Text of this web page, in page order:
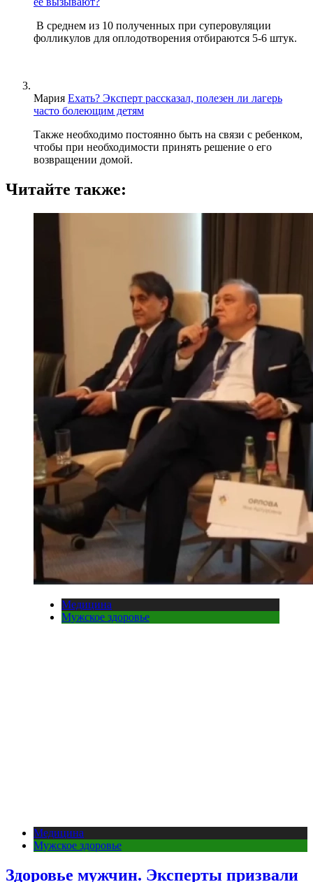
В среднем из 10 полученных при суперовуляции
фолликулов для оплодотворения отбираются 5-6 штук.
Мария Ехать? Эксперт рассказал, полезен ли лагерь
часто болеющим детям
Также необходимо постоянно быть на связи с ребенком,
чтобы при необходимости принять решение о его
возвращении домой.
Читайте также:
Медицина
Мужское здоровье
Медицина
Мужское здоровье
Здоровье мужчин. Эксперты призвали